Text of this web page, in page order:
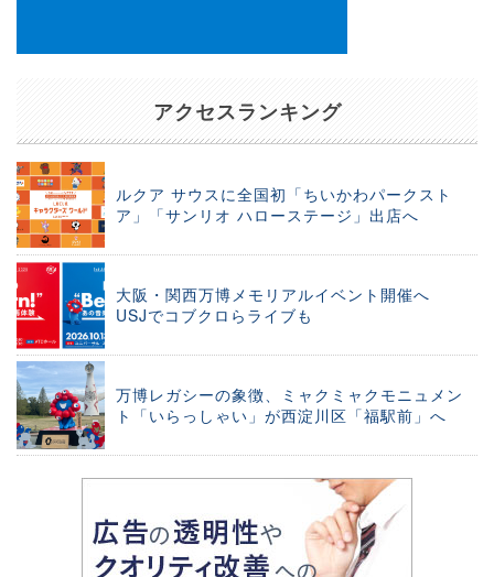
アクセスランキング
ルクア サウスに全国初「ちいかわパークスト
ア」「サンリオ ハローステージ」出店へ
大阪・関西万博メモリアルイベント開催へ
USJでコブクロらライブも
万博レガシーの象徴、ミャクミャクモニュメン
ト「いらっしゃい」が西淀川区「福駅前」へ